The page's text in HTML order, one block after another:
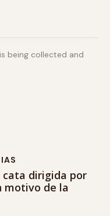
being collected and
dirigida por
motivo de la